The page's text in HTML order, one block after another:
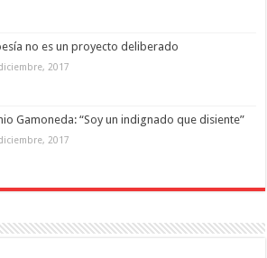
no es un proyecto deliberado
2017
Gamoneda: “Soy un indignado que disiente”
2017